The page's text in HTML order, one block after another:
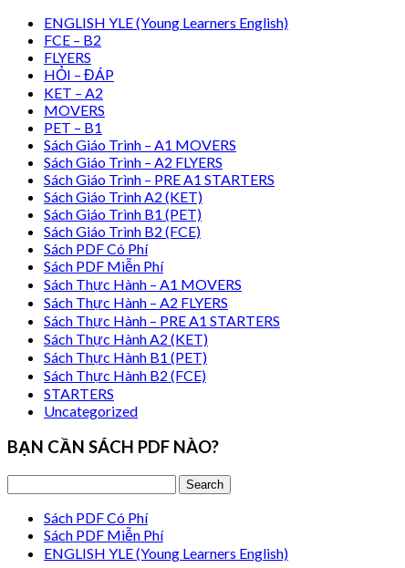
ENGLISH YLE (Young Learners English)
FCE – B2
FLYERS
HỎI – ĐÁP
KET – A2
MOVERS
PET – B1
Sách Giáo Trình – A1 MOVERS
Sách Giáo Trình – A2 FLYERS
Sách Giáo Trình – PRE A1 STARTERS
Sách Giáo Trình A2 (KET)
Sách Giáo Trình B1 (PET)
Sách Giáo Trình B2 (FCE)
Sách PDF Có Phí
Sách PDF Miễn Phí
Sách Thực Hành – A1 MOVERS
Sách Thực Hành – A2 FLYERS
Sách Thực Hành – PRE A1 STARTERS
Sách Thực Hành A2 (KET)
Sách Thực Hành B1 (PET)
Sách Thực Hành B2 (FCE)
STARTERS
Uncategorized
BẠN CẦN SÁCH PDF NÀO?
Sách PDF Có Phí
Sách PDF Miễn Phí
ENGLISH YLE (Young Learners English)